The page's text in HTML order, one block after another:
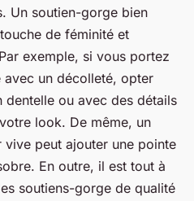
Un soutien-gorge bien
touche de féminité et
exemple, si vous portez
avec un décolleté, opter
ou avec des détails
look. De même, un
peut ajouter une pointe
En outre, il est tout à
soutiens-gorge de qualité